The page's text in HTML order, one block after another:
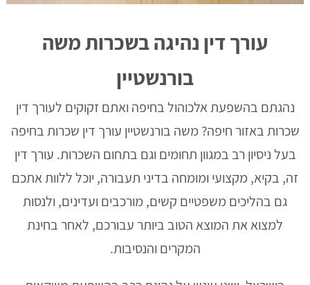
עורך דין נהיגה בשכרות משה
בורנשטיין
נהגתם בהשפעת אלכוהול בחיפה ואתם זקוקים לעורך דין
שכרות באזור חיפה? משה בורנשטיין עורך דין שכרות בחיפה
בעל ניסיון רב במגוון תחומים וגם בתחום השכרות. עורך דין
זה, בקיא, מקצועי ומומחה בדיני תעבורה, יוכל ללוות אתכם
גם בהליכים משפטיים קשים, מורכבים ועדינים, ולנסות
למצוא את המוצא הטוב ביותר עבורכם, לאחר בחינת
המקרים והנסיבות.